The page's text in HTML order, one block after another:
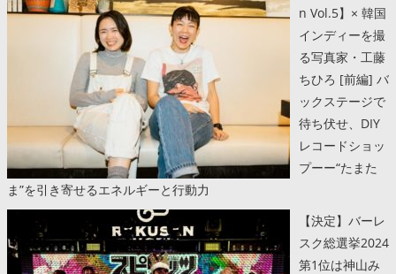
n Vol.5】× 韓国
インディーを撮
る写真家・工藤
ちひろ [前編] バ
ックステージで
待ち伏せ、DIY
レコードショッ
プーー“たまた
ま”を引き寄せるエネルギーと行動力
【決定】バーレ
スク総選挙2024
第1位は神山み